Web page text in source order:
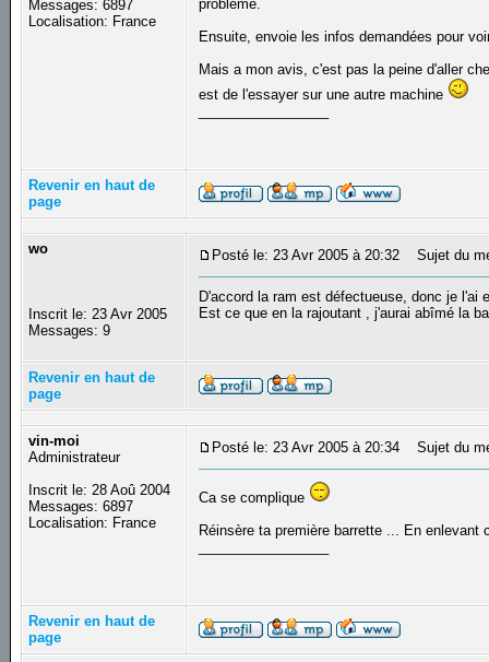
Messages: 6897
Localisation: France
problème.
Ensuite, envoie les infos demandées pour
Mais a mon avis, c'est pas la peine d'aller
est de l'essayer sur une autre machine
Revenir en haut de
page
wo
Inscrit le: 23 Avr 2005
Messages: 9
Posté le: 23 Avr 2005 à 20:32 Sujet du
D'accord la ram est défectueuse, donc je l'ai
Est ce que en la rajoutant , j'aurai abîmé la
Revenir en haut de
page
vin-moi
Administrateur
Inscrit le: 28 Aoû 2004
Messages: 6897
Localisation: France
Posté le: 23 Avr 2005 à 20:34 Sujet du
Ca se complique
Réinsère ta première barrette ... En
Revenir en haut de
page